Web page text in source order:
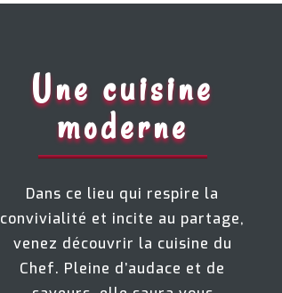
Une cuisine
moderne
Dans ce lieu qui respire la
convivialité et incite au partage,
venez découvrir la cuisine du
Chef. Pleine d’audace et de